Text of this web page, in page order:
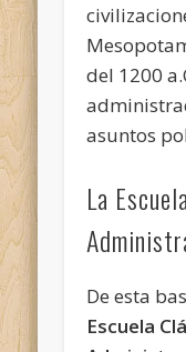
del 1200
asuntos
La
De esta
Escuela